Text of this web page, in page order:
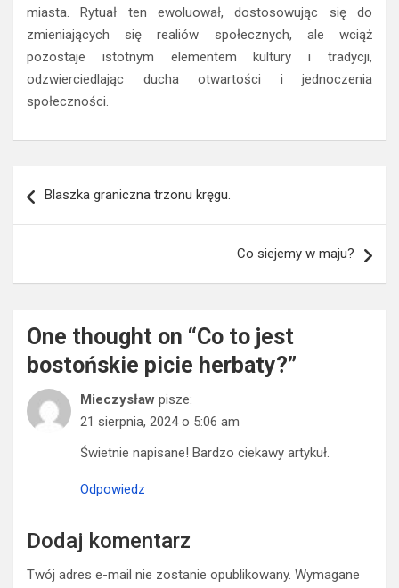
miasta. Rytuał ten ewoluował, dostosowując się do
zmieniających się realiów społecznych, ale wciąż
pozostaje istotnym elementem kultury i tradycji,
odzwierciedlając ducha otwartości i jednoczenia
społeczności.
wpisu
Blaszka graniczna trzonu kręgu.
Co siejemy w maju?
One thought on “Co to jest
bostońskie picie herbaty?”
Mieczysław pisze:
21 sierpnia, 2024 o 5:06 am
Świetnie napisane! Bardzo ciekawy artykuł.
Odpowiedz
Dodaj komentarz
Twój adres e-mail nie zostanie opublikowany. Wymagane